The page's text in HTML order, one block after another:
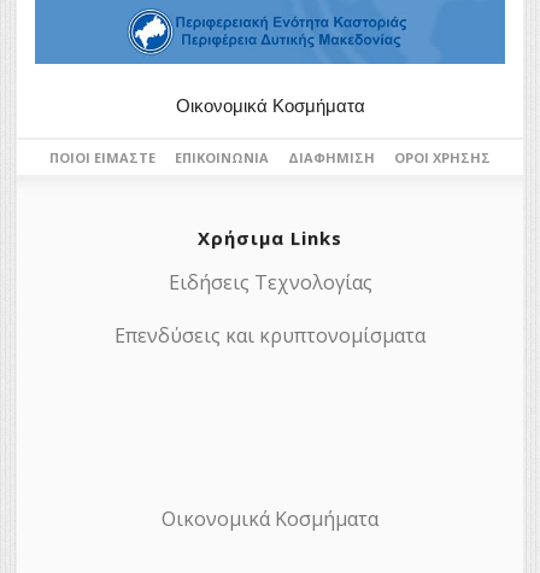
Οικονομικά Κοσμήματα
ΠΟΙΟΙ ΕΊΜΑΣΤΕ ΕΠΙΚΟΙΝΩΝΊΑ ΔΙΑΦΉΜΙΣΗ ΌΡΟΙ ΧΡΉΣΗΣ
Χρήσιμα Links
Ειδήσεις Τεχνολογίας
Επενδύσεις και κρυπτονομίσματα
Οικονομικά Κοσμήματα